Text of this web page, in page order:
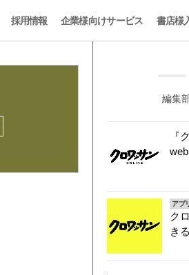
採用情報 企業様向けサービス 書店様
編集
『
アプ
ク
き